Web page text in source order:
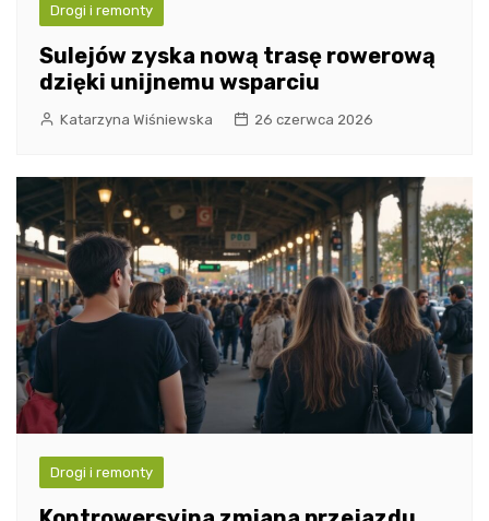
Drogi i remonty
Sulejów zyska nową trasę rowerową
dzięki unijnemu wsparciu
Katarzyna Wiśniewska 26 czerwca 2026
Drogi i remonty